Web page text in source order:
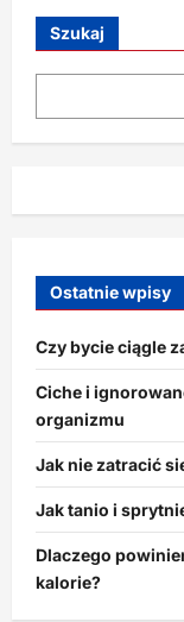
Szukaj
Ostatnie wpisy
Czy bycie ciągle
Ciche i
organizmu
Jak nie zatracić
Jak tanio i
Dlaczego
kalorie?